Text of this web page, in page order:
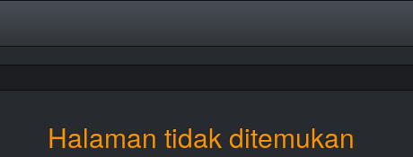
Halaman tidak ditemukan